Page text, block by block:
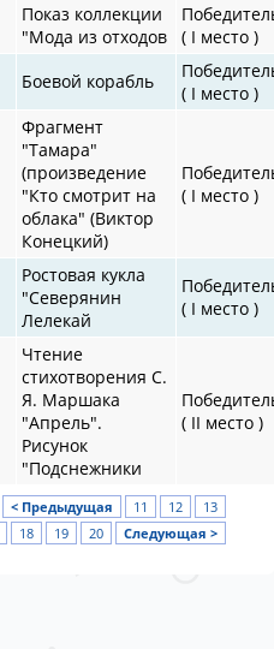
Показ коллекции
"Мода из отходов
( I место )
Боевой корабль
( I место )
Фрагмент
"Тамара"
(произведение
"Кто смотрит на
облака" (Виктор
Конецкий)
( I место )
Ростовая кукла
"Северянин
Лелекай
( I место )
Чтение
стихотворения С.
Я. Маршака
"Апрель".
Рисунок
"Подснежники
( II место )
< Предыдущая 11 12
13
18 19 20 Следующая >